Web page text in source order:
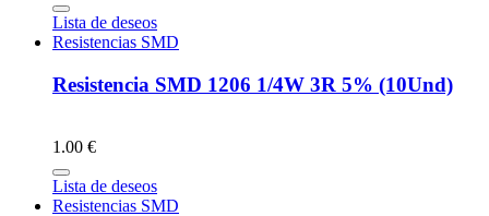
Lista de deseos
Resistencias SMD
Resistencia SMD 1206 1/4W 3R 5% (10Und)
1.00 €
Lista de deseos
Resistencias SMD